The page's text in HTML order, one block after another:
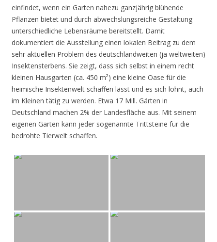
einfindet, wenn ein Garten nahezu ganzjährig blühende
Pflanzen bietet und durch abwechslungsreiche Gestaltung
unterschiedliche Lebensräume bereitstellt. Damit
dokumentiert die Ausstellung einen lokalen Beitrag zu dem
sehr aktuellen Problem des deutschlandweiten (ja weltweiten)
Insektensterbens. Sie zeigt, dass sich selbst in einem recht
kleinen Hausgarten (ca. 450 m²) eine kleine Oase für die
heimische Insektenwelt schaffen lässt und es sich lohnt, auch
im Kleinen tätig zu werden. Etwa 17 Mill. Gärten in
Deutschland machen 2% der Landesfläche aus. Mit seinem
eigenen Garten kann jeder sogenannte Trittsteine für die
bedrohte Tierwelt schaffen.